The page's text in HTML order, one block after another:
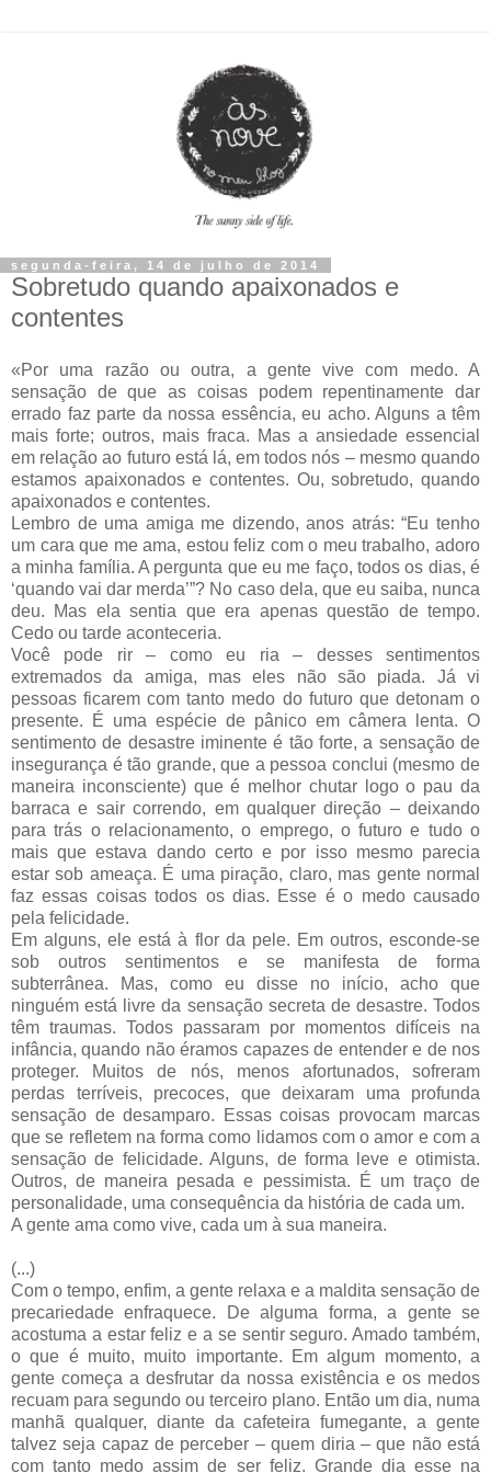
segunda-feira, 14 de julho de 2014
Sobretudo quando apaixonados e
contentes
«Por uma razão ou outra, a gente vive com medo. A
sensação de que as coisas podem repentinamente dar
errado faz parte da nossa essência, eu acho. Alguns a têm
mais forte; outros, mais fraca. Mas a ansiedade essencial
em relação ao futuro está lá, em todos nós – mesmo quando
estamos apaixonados e contentes. Ou, sobretudo, quando
apaixonados e contentes.
Lembro de uma amiga me dizendo, anos atrás: “Eu tenho
um cara que me ama, estou feliz com o meu trabalho, adoro
a minha família. A pergunta que eu me faço, todos os dias, é
‘quando vai dar merda’”? No caso dela, que eu saiba, nunca
deu. Mas ela sentia que era apenas questão de tempo.
Cedo ou tarde aconteceria.
Você pode rir – como eu ria – desses sentimentos
extremados da amiga, mas eles não são piada. Já vi
pessoas ficarem com tanto medo do futuro que detonam o
presente. É uma espécie de pânico em câmera lenta. O
sentimento de desastre iminente é tão forte, a sensação de
insegurança é tão grande, que a pessoa conclui (mesmo de
maneira inconsciente) que é melhor chutar logo o pau da
barraca e sair correndo, em qualquer direção – deixando
para trás o relacionamento, o emprego, o futuro e tudo o
mais que estava dando certo e por isso mesmo parecia
estar sob ameaça. É uma piração, claro, mas gente normal
faz essas coisas todos os dias. Esse é o medo causado
pela felicidade.
Em alguns, ele está à flor da pele. Em outros, esconde-se
sob outros sentimentos e se manifesta de forma
subterrânea. Mas, como eu disse no início, acho que
ninguém está livre da sensação secreta de desastre. Todos
têm traumas. Todos passaram por momentos difíceis na
infância, quando não éramos capazes de entender e de nos
proteger. Muitos de nós, menos afortunados, sofreram
perdas terríveis, precoces, que deixaram uma profunda
sensação de desamparo. Essas coisas provocam marcas
que se refletem na forma como lidamos com o amor e com a
sensação de felicidade. Alguns, de forma leve e otimista.
Outros, de maneira pesada e pessimista. É um traço de
personalidade, uma consequência da história de cada um.
A gente ama como vive, cada um à sua maneira.
(...)
Com o tempo, enfim, a gente relaxa e a maldita sensação de
precariedade enfraquece. De alguma forma, a gente se
acostuma a estar feliz e a se sentir seguro. Amado também,
o que é muito, muito importante. Em algum momento, a
gente começa a desfrutar da nossa existência e os medos
recuam para segundo ou terceiro plano. Então um dia, numa
manhã qualquer, diante da cafeteira fumegante, a gente
talvez seja capaz de perceber – quem diria – que não está
com tanto medo assim de ser feliz. Grande dia esse na